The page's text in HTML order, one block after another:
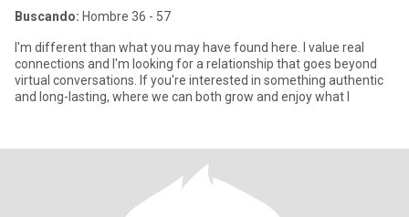
Buscando: Hombre 36 - 57
I'm different than what you may have found here. I value real
connections and I'm looking for a relationship that goes beyond
virtual conversations. If you're interested in something authentic
and long-lasting, where we can both grow and enjoy what l